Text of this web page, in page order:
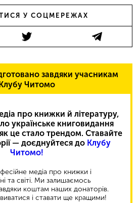
У СОЦМЕРЕЖАХ
завдяки учасникам
Читомо
про книжки й літературу,
українське книговидання
це стало трендом. Ставайте
— доєднуйтеся до Клубу
Читомо!
медіа про книжки і
та світі. Ми залишаємось
коштам наших донаторів.
і ставати ще кращими!